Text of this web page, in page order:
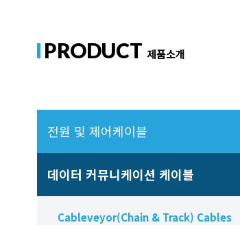
PRODUCT 제품소개
전원 및 제어케이블
데이터 커뮤니케이션 케이블
Cableveyor(Chain & Track) Cables